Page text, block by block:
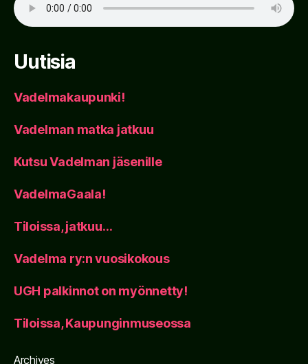
Uutisia
Vadelmakaupunki!
Vadelman matka jatkuu
Kutsu Vadelman jäsenille
VadelmaGaala!
Tiloissa, jatkuu…
Vadelma ry:n vuosikokous
UGH palkinnot on myönnetty!
Tiloissa, Kaupunginmuseossa
Archives